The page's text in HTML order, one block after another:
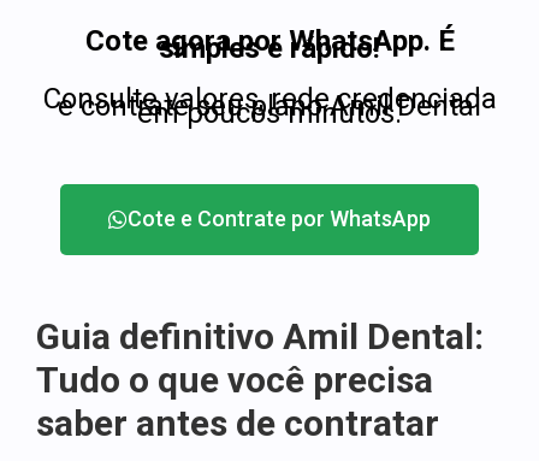
Cote agora por WhatsApp. É
simples e rápido!
Consulte valores, rede credenciada
e contrate seu plano Amil Dental
em poucos minutos.
Cote e Contrate por WhatsApp
Guia definitivo Amil Dental:
Tudo o que você precisa
saber antes de contratar